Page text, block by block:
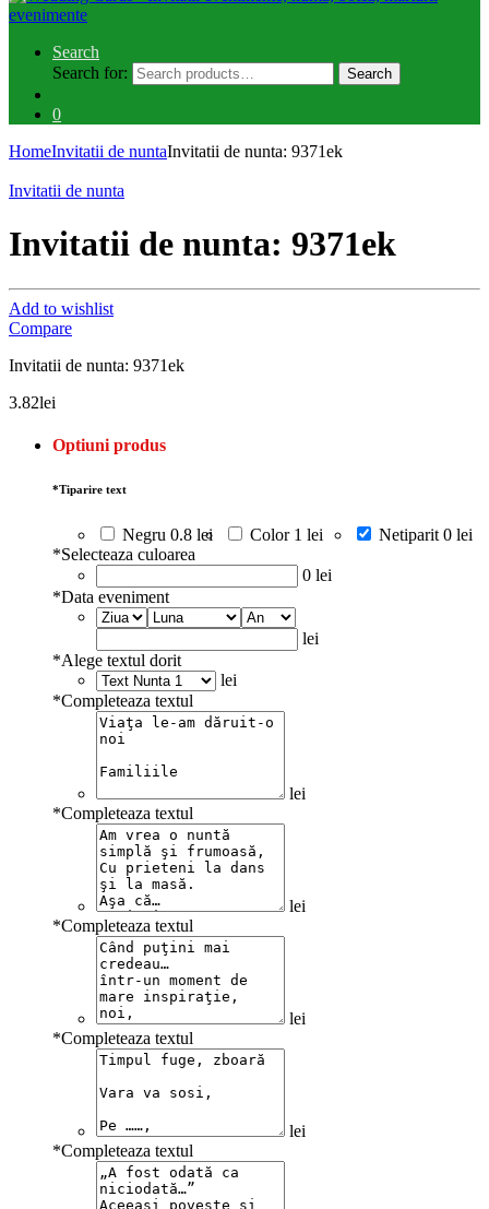
Search
Search for:
Search
0
HomeInvitatii de nuntaInvitatii de nunta: 9371ek
Invitatii de nunta
Invitatii de nunta: 9371ek
Add to wishlist
Compare
Invitatii de nunta: 9371ek
3.82lei
Optiuni produs
*Tiparire text
Negru 0.8 lei Color 1 lei Netiparit 0 lei
*Selecteaza culoarea
0 lei
*Data eveniment
lei
*Alege textul dorit
lei
*Completeaza textul
lei
*Completeaza textul
lei
*Completeaza textul
lei
*Completeaza textul
lei
*Completeaza textul